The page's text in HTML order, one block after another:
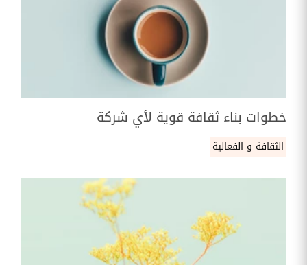
خطوات بناء ثقافة قوية لأي شركة
الثقافة و الفعالية